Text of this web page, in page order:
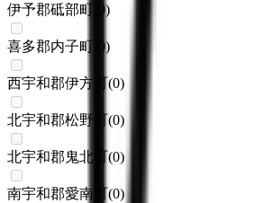
伊予郡砥部町 0)
喜多郡内子町 0)
西宇和郡伊方町(0)
北宇和郡松野町(0)
北宇和郡鬼北町(0)
南宇和郡愛南町(0)